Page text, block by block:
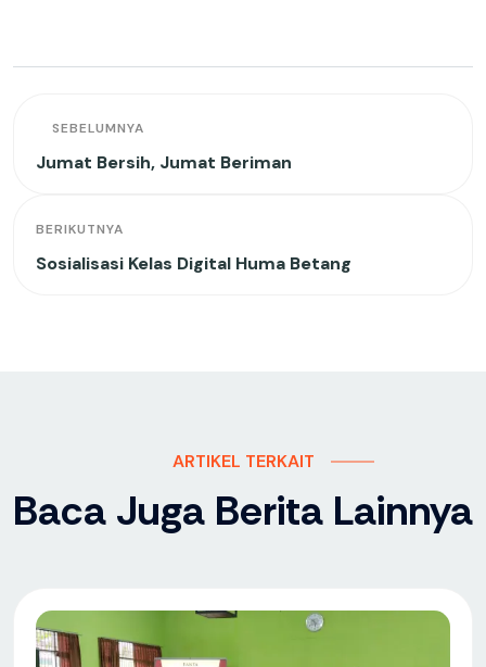
SEBELUMNYA
Jumat Bersih, Jumat Beriman
BERIKUTNYA
Sosialisasi Kelas Digital Huma Betang
ARTIKEL TERKAIT
Baca Juga Berita Lainnya